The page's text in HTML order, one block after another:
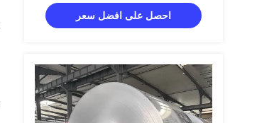
احصل على افضل سعر